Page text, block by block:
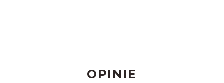
OPINIE